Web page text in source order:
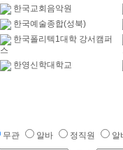
한국교회음악원
한국예술종합(성북)
한국폴리텍1대학 강서캠퍼
스
한영신학대학교
무관 알바 정직원 알